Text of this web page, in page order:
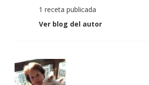
1 receta publicada
Ver blog del autor